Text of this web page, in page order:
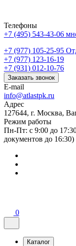
Телефоны
+7 (495) 543-43-06
+7 (977) 105-25-95
+7 (977) 123-16-19
+7 (931) 012-10-76
Заказать звонок
E-mail
info@atlastpk.ru
Адрес
127644, г. Москва,
Режим работы
Пн-Пт: с 9:00 до
документов до 16:30)
0
Каталог